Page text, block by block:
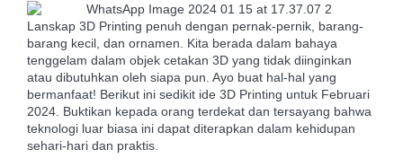
Lanskap 3D Printing penuh dengan pernak-pernik, barang-
barang kecil, dan ornamen. Kita berada dalam bahaya
tenggelam dalam objek cetakan 3D yang tidak diinginkan
atau dibutuhkan oleh siapa pun. Ayo buat hal-hal yang
bermanfaat! Berikut ini sedikit ide 3D Printing untuk Februari
2024. Buktikan kepada orang terdekat dan tersayang bahwa
teknologi luar biasa ini dapat diterapkan dalam kehidupan
sehari-hari dan praktis.